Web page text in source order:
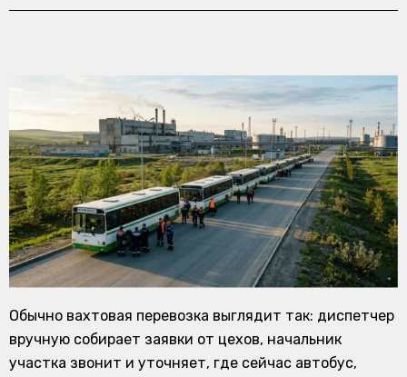
Обычно вахтовая перевозка выглядит так: диспетчер
вручную собирает заявки от цехов, начальник
участка звонит и уточняет, где сейчас автобус,